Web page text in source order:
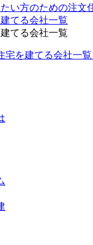
てる会社一覧
てる会社一覧
宅を建てる会社一覧